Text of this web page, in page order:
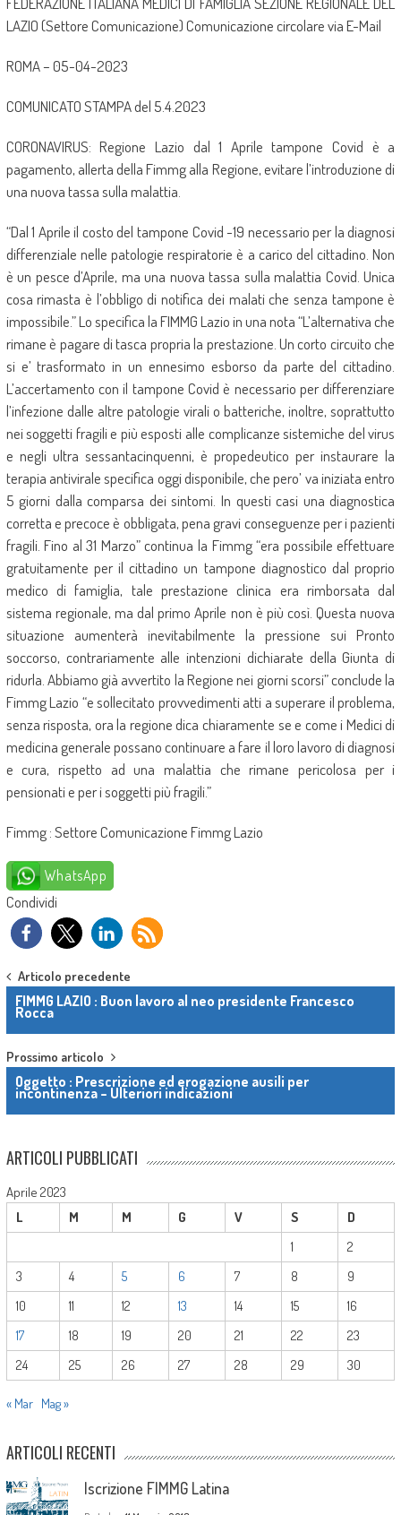
LAZIO (Settore Comunicazione) Comunicazione circolare via E-Mail
ROMA – 05-04-2023
COMUNICATO STAMPA del 5.4.2023
CORONAVIRUS: Regione Lazio dal 1 Aprile tampone Covid è a
pagamento, allerta della Fimmg alla Regione, evitare l’introduzione di
una nuova tassa sulla malattia.
“Dal 1 Aprile il costo del tampone Covid -19 necessario per la diagnosi
differenziale nelle patologie respiratorie è a carico del cittadino. Non
è un pesce d’Aprile, ma una nuova tassa sulla malattia Covid. Unica
cosa rimasta è l’obbligo di notifica dei malati che senza tampone è
impossibile.” Lo specifica la FIMMG Lazio in una nota “L’alternativa che
rimane è pagare di tasca propria la prestazione. Un corto circuito che
si e’ trasformato in un ennesimo esborso da parte del cittadino.
L’accertamento con il tampone Covid è necessario per differenziare
l’infezione dalle altre patologie virali o batteriche, inoltre, soprattutto
nei soggetti fragili e più esposti alle complicanze sistemiche del virus
e negli ultra sessantacinquenni, è propedeutico per instaurare la
terapia antivirale specifica oggi disponibile, che pero’ va iniziata entro
5 giorni dalla comparsa dei sintomi. In questi casi una diagnostica
corretta e precoce è obbligata, pena gravi conseguenze per i pazienti
fragili. Fino al 31 Marzo” continua la Fimmg “era possibile effettuare
gratuitamente per il cittadino un tampone diagnostico dal proprio
medico di famiglia, tale prestazione clinica era rimborsata dal
sistema regionale, ma dal primo Aprile non è più così. Questa nuova
situazione aumenterà inevitabilmente la pressione sui Pronto
soccorso, contrariamente alle intenzioni dichiarate della Giunta di
ridurla. Abbiamo già avvertito la Regione nei giorni scorsi” conclude la
Fimmg Lazio “e sollecitato provvedimenti atti a superare il problema,
senza risposta, ora la regione dica chiaramente se e come i Medici di
medicina generale possano continuare a fare il loro lavoro di diagnosi
e cura, rispetto ad una malattia che rimane pericolosa per i
pensionati e per i soggetti più fragili.”
Fimmg : Settore Comunicazione Fimmg Lazio
WhatsApp
Condividi
Post navigation
Articolo precedente
FIMMG LAZIO : Buon lavoro al neo presidente Francesco
Rocca
Prossimo articolo
Oggetto : Prescrizione ed erogazione ausili per
incontinenza – Ulteriori indicazioni
ARTICOLI PUBBLICATI
Aprile 2023
L
M M G V S
D
1
2
3
4 5 6 7 8
9
10
11 12 13 14 15
16
17
18 19 20 21 22
23
24
25 26 27 28 29 30
« Mar Mag »
ARTICOLI RECENTI
Iscrizione FIMMG Latina